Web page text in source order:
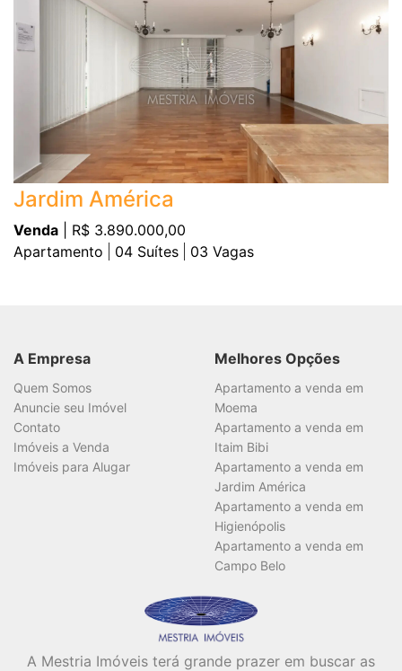
Jardim América
Venda | R$ 3.890.000,00
Apartamento
04 Suítes 03 Vagas
A Empresa
Quem Somos
Anuncie seu Imóvel
Contato
Imóveis a Venda
Imóveis para Alugar
Melhores Opções
Apartamento a venda em
Moema
Apartamento a venda em
Itaim Bibi
Apartamento a venda em
Jardim América
Apartamento a venda em
Higienópolis
Apartamento a venda em
Campo Belo
A Mestria Imóveis terá grande prazer em buscar as